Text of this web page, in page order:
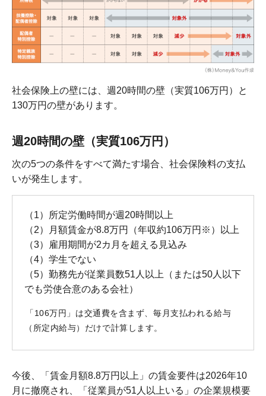
社会保険上の壁には、週20時間の壁（実質106万円）と
130万円の壁があります。
週20時間の壁（実質106万円）
次の5つの条件をすべて満たす場合、社会保険料の支払
いが発生します。
（1）所定労働時間が週20時間以上
（2）月額賃金が8.8万円（年収約106万円※）以上
（3）雇用期間が2カ月を超える見込み
（4）学生でない
（5）勤務先が従業員数51人以上（または50人以下
でも労使合意のある会社）
「106万円」は交通費を含まず、毎月支払われる給与
（所定内給与）だけで計算します。
今後、「賃金月額8.8万円以上」の賃金要件は2026年10
月に撤廃され、「従業員が51人以上いる」の企業規模要